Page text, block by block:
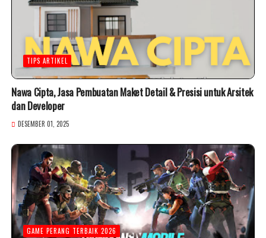
TIPS ARTIKEL
Nawa Cipta, Jasa Pembuatan Maket Detail & Presisi untuk Arsitek
dan Developer
DESEMBER 01, 2025
GAME PERANG TERBAIK 2026